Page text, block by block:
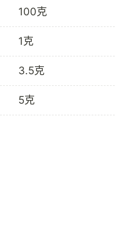
100克
1克
3.5克
5克